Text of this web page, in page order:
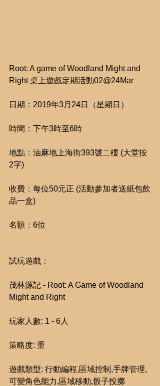
Root: A game of Woodland Might and
Right 桌上遊戲定期活動02@24Mar
日期：2019年3月24日（星期日）
時間：下午3時至6時
地點：油麻地上海街393號二樓 (大堂按
2字)
收費：每位50元正 (活動參加者送紙包飲
品一盒)
名額：6位
試玩遊戲：
茂林源記 - Root: A Game of Woodland
Might and Right
玩家人數: 1 - 6人
策略度: 重
遊戲類型: 行動編程,區域控制,手牌管理,
可變角色能力,區域移動,骰子投擲